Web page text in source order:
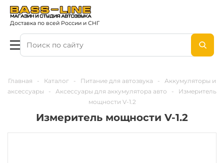
Доставка по всей России и СНГ
Главная - Каталог - Питание для автозвука -
Аккумуляторы и
аксессуары
- Аксессуары для аккумулятора авто -
Измеритель
мощности V-1.2
Измеритель мощности V-1.2